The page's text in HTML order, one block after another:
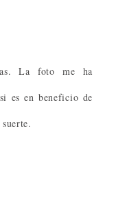
La foto me ha
es en beneficio de